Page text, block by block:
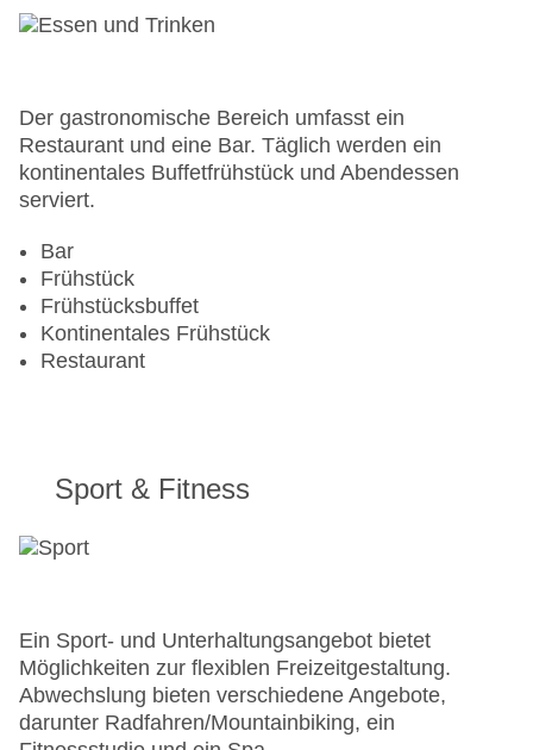
Mastercard, Visa
Der gastronomische Bereich umfasst ein
Restaurant und eine Bar. Täglich werden ein
kontinentales Buffetfrühstück und Abendessen
serviert.
Bar
Frühstück
Frühstücksbuffet
Kontinentales Frühstück
Restaurant
Sport & Fitness
Ein Sport- und Unterhaltungsangebot bietet
Möglichkeiten zur flexiblen Freizeitgestaltung.
Abwechslung bieten verschiedene Angebote,
darunter Radfahren/Mountainbiking, ein